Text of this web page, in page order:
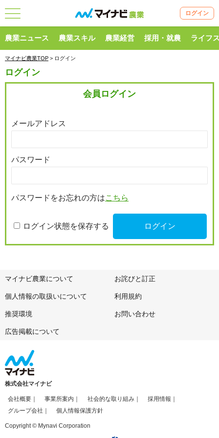
ログイン
農業ニュース 農業スキル 農業経営 採用・就農 ライフ
マイナビ農業TOP > ログイン
ログイン
会員ログイン
メールアドレス
パスワード
パスワードをお忘れの方はこちら
ログイン状態を保存する
マイナビ農業について お詫びと訂正
個人情報の取扱いについて 利用規約
推奨環境 お問い合わせ
広告掲載について
株式会社マイナビ
会社概要 事業所案内 社会的な取り組み
採用情報
グループ会社
個人情報保護方針
Copyright © Mynavi Corporation